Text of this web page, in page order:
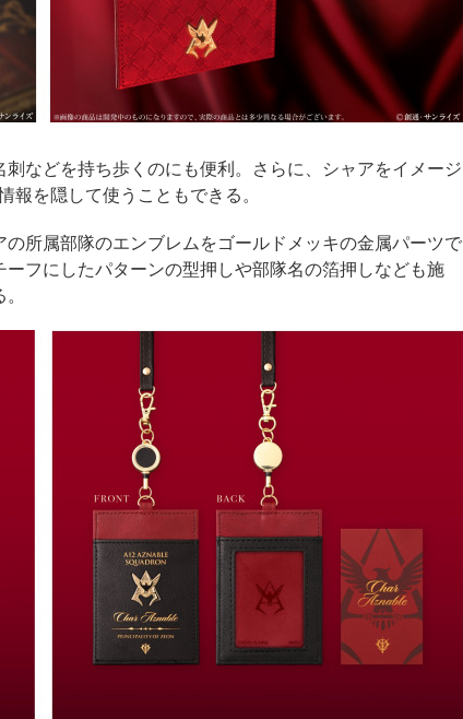
などを持ち歩くのにも便利。さらに、シャアをイメージ
報を隠して使うこともできる。
所属部隊のエンブレムをゴールドメッキの金属パーツで
フにしたパターンの型押しや部隊名の箔押しなども施